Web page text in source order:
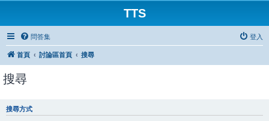
TTS
問答集 登入
首頁 討論區首頁 搜尋
搜尋
搜尋方式